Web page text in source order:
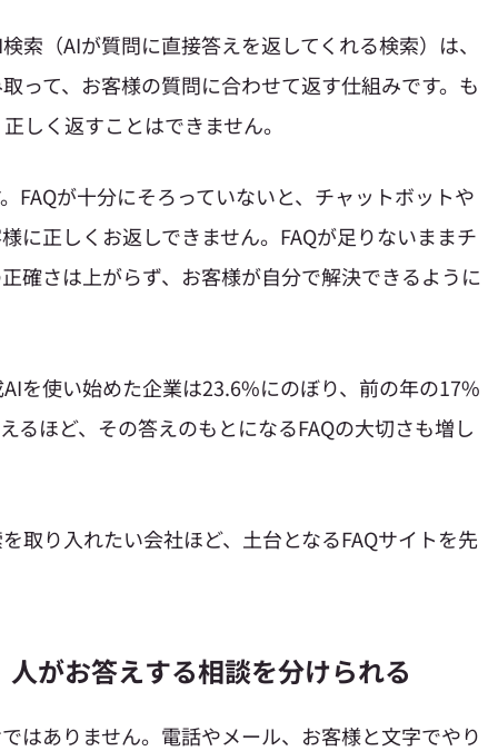
索（AIが質問に直接答えを返してくれる検索）は、
って、お客様の質問に合わせて返す仕組みです。も
しく返すことはできません。
FAQが十分にそろっていないと、チャットボットや
に正しくお返しできません。FAQが足りないままチ
確さは上がらず、お客様が自分で解決できるように
を使い始めた企業は23.6%にのぼり、前の年の17%
るほど、その答えのもとになるFAQの大切さも増し
取り入れたい会社ほど、土台となるFAQサイトを先
がお答えする相談を分けられる
はありません。電話やメール、お客様と文字でやり